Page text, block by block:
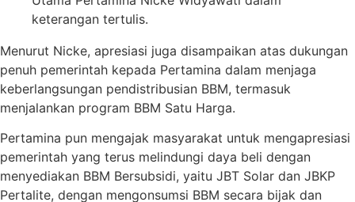
keterangan tertulis.
Menurut Nicke, apresiasi juga disampaikan atas dukungan
penuh pemerintah kepada Pertamina dalam menjaga
keberlangsungan pendistribusian BBM, termasuk
menjalankan program BBM Satu Harga.
Pertamina pun mengajak masyarakat untuk mengapresiasi
pemerintah yang terus melindungi daya beli dengan
menyediakan BBM Bersubsidi, yaitu JBT Solar dan JBKP
Pertalite, dengan mengonsumsi BBM secara bijak dan